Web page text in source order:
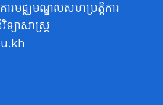
ារមជ្ឈមណ្ឌលសហប្រត្តិការ
ទ្យាសាស្ត្រ